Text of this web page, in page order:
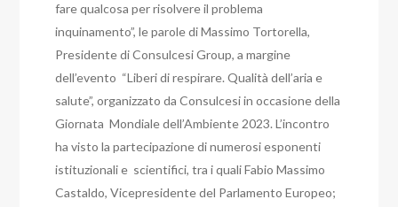
fare qualcosa per risolvere il problema
inquinamento”, le parole di Massimo Tortorella,
Presidente di Consulcesi Group, a margine
dell’evento “Liberi di respirare. Qualità dell’aria e
salute”, organizzato da Consulcesi in occasione della
Giornata Mondiale dell’Ambiente 2023. L’incontro
ha visto la partecipazione di numerosi esponenti
istituzionali e scientifici, tra i quali Fabio Massimo
Castaldo, Vicepresidente del Parlamento Europeo;